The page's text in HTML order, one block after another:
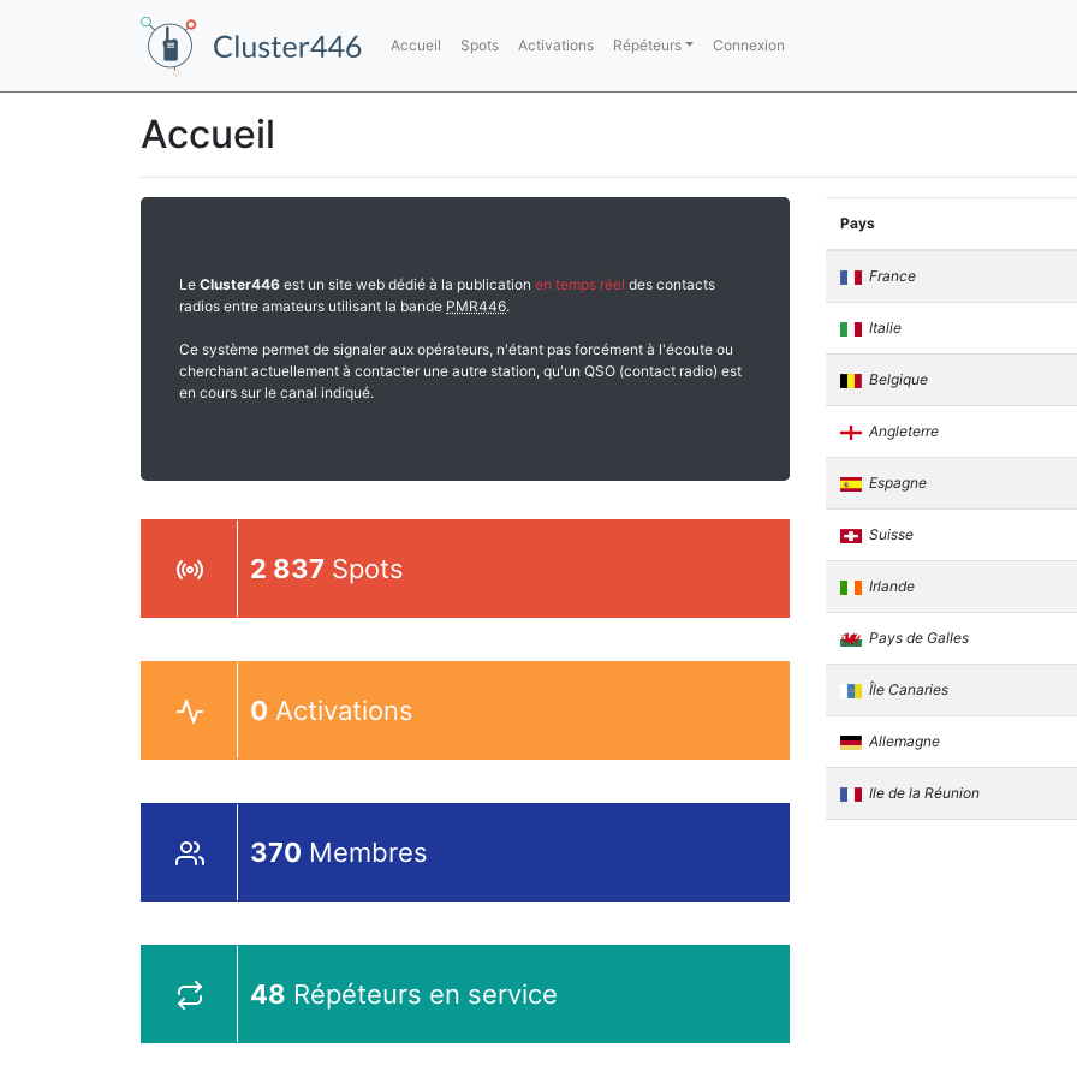
Accueil Spots Activations Répéteurs Connexion
Accueil
Le Cluster446 est un site web dédié à la publication en temps réel des contacts
radios entre amateurs utilisant la bande PMR446.
Ce système permet de signaler aux opérateurs, n'étant pas forcément à l'écoute ou
cherchant actuellement à contacter une autre station, qu'un QSO (contact radio) est
en cours sur le canal indiqué.
2 837 Spots
0 Activations
370 Membres
48 Répéteurs en service
Pays
France
Italie
Belgique
Angleterre
Espagne
Suisse
Irlande
Pays de Galles
Île Canaries
Allemagne
Ile de la Réunion